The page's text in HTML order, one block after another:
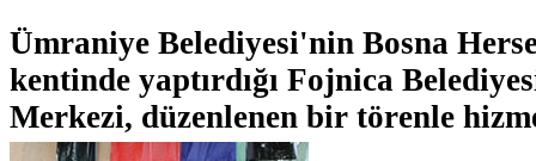
Ümraniye Belediyesi'nin Bosna
kentinde yaptırdığı Fojnica
Merkezi, düzenlenen bir törenle